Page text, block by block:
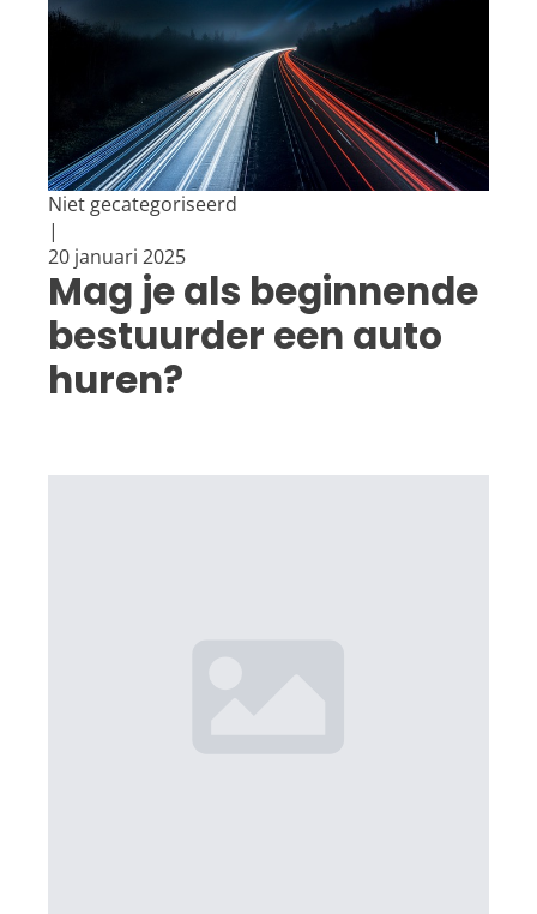
Niet gecategoriseerd
|
20 januari 2025
Mag je als beginnende
bestuurder een auto
huren?